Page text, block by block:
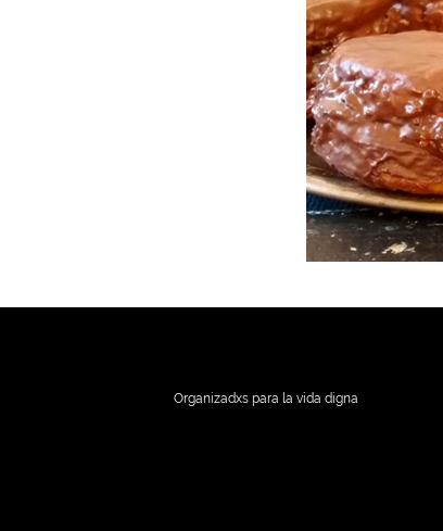
Organizadxs para la vida digna